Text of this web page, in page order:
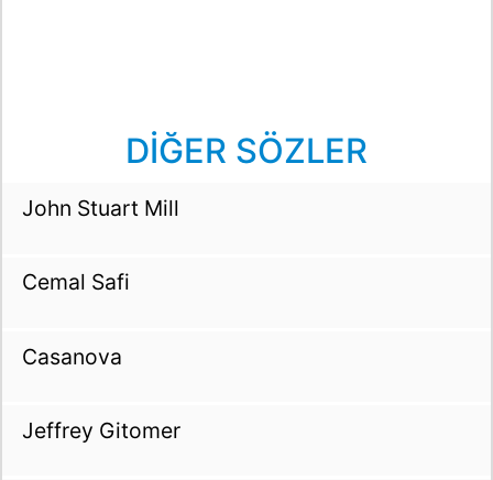
DİĞER SÖZLER
John Stuart Mill
Cemal Safi
Casanova
Jeffrey Gitomer